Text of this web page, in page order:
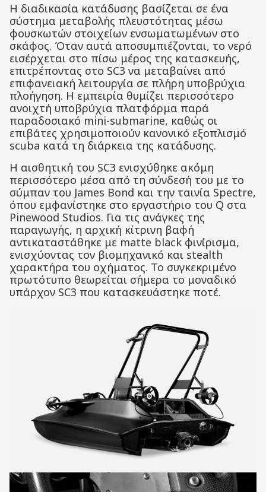
Η διαδικασία κατάδυσης βασίζεται σε ένα
σύστημα μεταβολής πλευστότητας μέσω
φουσκωτών στοιχείων ενσωματωμένων στο
σκάφος. Όταν αυτά αποσυμπιέζονται, το νερό
εισέρχεται στο πίσω μέρος της κατασκευής,
επιτρέποντας στο SC3 να μεταβαίνει από
επιφανειακή λειτουργία σε πλήρη υποβρύχια
πλοήγηση. Η εμπειρία θυμίζει περισσότερο
ανοιχτή υποβρύχια πλατφόρμα παρά
παραδοσιακό mini-submarine, καθώς οι
επιβάτες χρησιμοποιούν κανονικό εξοπλισμό
scuba κατά τη διάρκεια της κατάδυσης.
Η αισθητική του SC3 ενισχύθηκε ακόμη
περισσότερο μέσα από τη σύνδεσή του με το
σύμπαν του James Bond και την ταινία Spectre,
όπου εμφανίστηκε στο εργαστήριο του Q στα
Pinewood Studios. Για τις ανάγκες της
παραγωγής, η αρχική κίτρινη βαφή
αντικαταστάθηκε με matte black φινίρισμα,
ενισχύοντας τον βιομηχανικό και stealth
χαρακτήρα του οχήματος. Το συγκεκριμένο
πρωτότυπο θεωρείται σήμερα το μοναδικό
υπάρχον SC3 που κατασκευάστηκε ποτέ.